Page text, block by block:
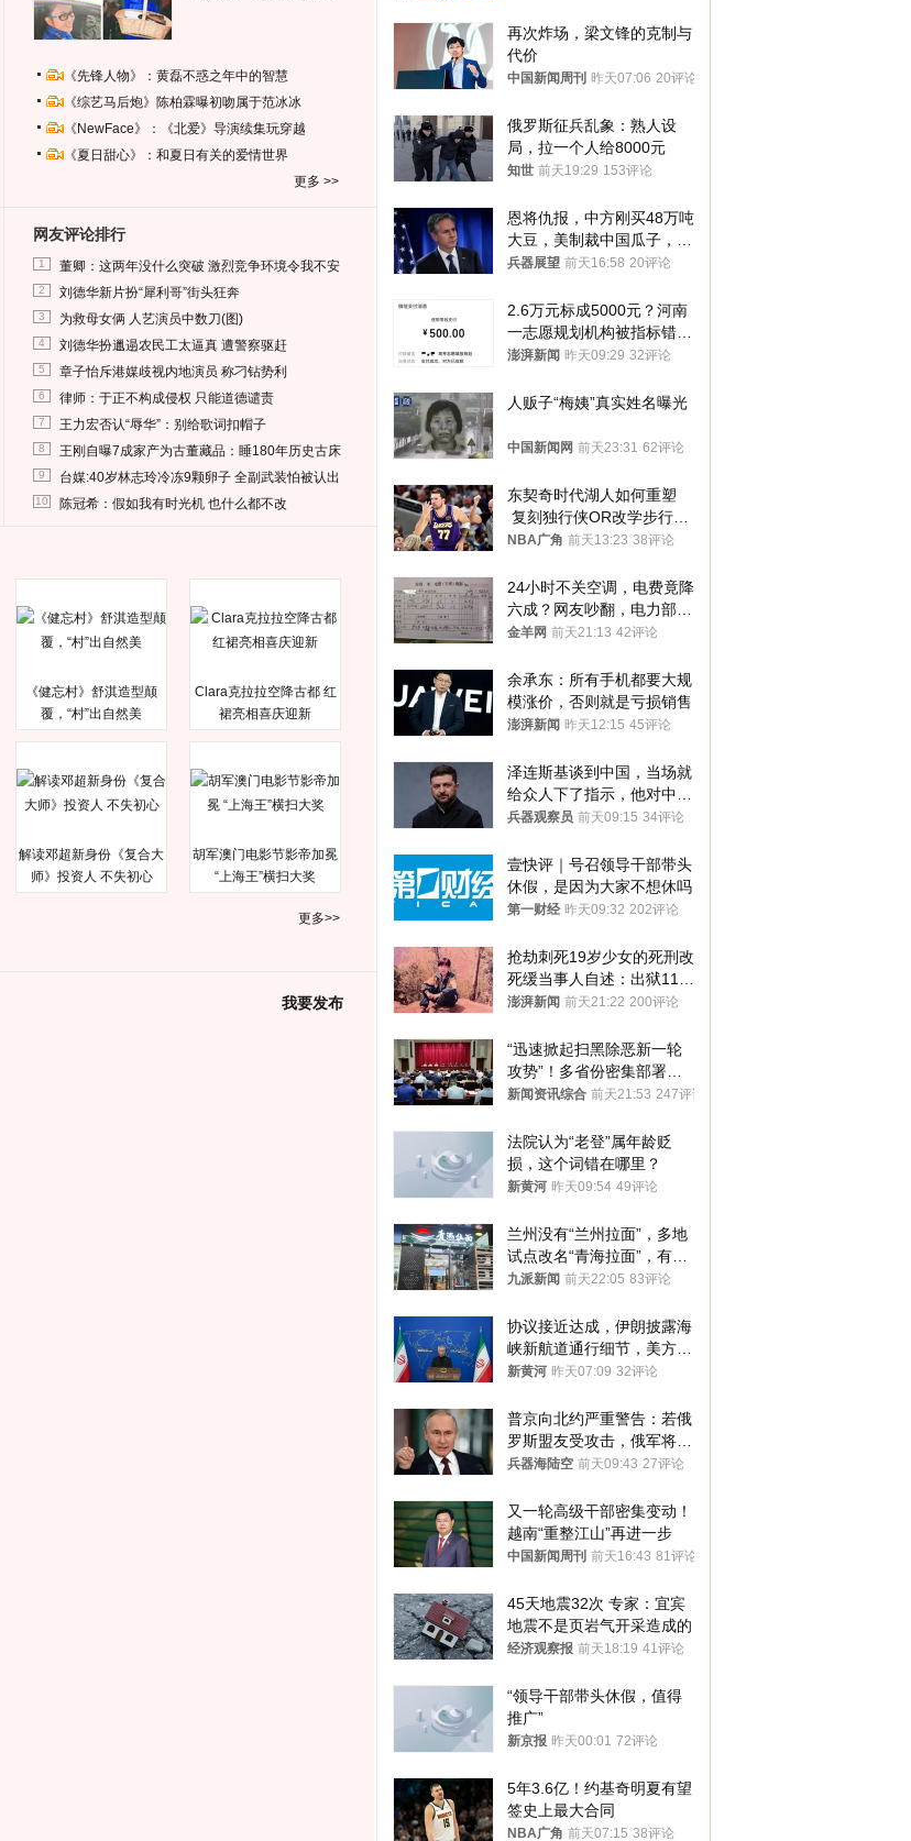
《先锋人物》：黄磊不惑之年中的智慧
《综艺马后炮》陈柏霖曝初吻属于范冰冰
《NewFace》：《北爱》导演续集玩穿越
《夏日甜心》：和夏日有关的爱情世界
更多 >>
网友评论排行
1 董卿：这两年没什么突破 激烈竞争环境令我不安
2 刘德华新片扮“犀利哥”街头狂奔
3 为救母女俩 人艺演员中数刀(图)
4 刘德华扮邋遢农民工太逼真 遭警察驱赶
5 章子怡斥港媒歧视内地演员 称刁钻势利
6 律师：于正不构成侵权 只能道德谴责
7 王力宏否认“辱华”：别给歌词扣帽子
8 王刚自曝7成家产为古董藏品：睡180年历史古床
9 台媒:40岁林志玲冷冻9颗卵子 全副武装怕被认出
10 陈冠希：假如我有时光机 也什么都不改
《健忘村》舒淇造型颠
覆，“村”出自然美
Clara克拉拉空降古都 红
裙亮相喜庆迎新
解读邓超新身份《复合大
师》投资人 不失初心
胡军澳门电影节影帝加冕
“上海王”横扫大奖
更多>>
我要发布
再次炸场，梁文锋的克制与
代价
中国新闻周刊 昨天07:06 20评论
俄罗斯征兵乱象：熟人设
局，拉一个人给8000元
知世 前天19:29 153评论
恩将仇报，中方刚买48万吨
大豆，美制裁中国瓜子，布
林肯措辞变了
兵器展望 前天16:58 20评论
2.6万元标成5000元？河南
一志愿规划机构被指标错学
费致考生复读
澎湃新闻 昨天09:29 32评论
人贩子“梅姨”真实姓名曝光
中国新闻网 前天23:31 62评论
东契奇时代湖人如何重塑
复刻独行侠OR改学步行
者？
NBA广角 前天13:23 38评论
24小时不关空调，电费竟降
六成？网友吵翻，电力部门
回应→
金羊网 前天21:13 42评论
余承东：所有手机都要大规
模涨价，否则就是亏损销售
澎湃新闻 昨天12:15 45评论
泽连斯基谈到中国，当场就
给众人下了指示，他对中国
和中乌关系，显然又有了新
兵器观察员 前天09:15 34评论
壹快评｜号召领导干部带头
休假，是因为大家不想休吗
第一财经 昨天09:32 202评论
抢劫刺死19岁少女的死刑改
死缓当事人自述：出狱11年
间始终刻意躲避被害人家属
澎湃新闻 前天21:22 200评论
“迅速掀起扫黑除恶新一轮
攻势”！多省份密集部署，
公布举报方式
新闻资讯综合 前天21:53 247评论
法院认为“老登”属年龄贬
损，这个词错在哪里？
新黄河 昨天09:54 49评论
兰州没有“兰州拉面”，多地
试点改名“青海拉面”，有商
家改名已两年
九派新闻 前天22:05 83评论
协议接近达成，伊朗披露海
峡新航道通行细节，美方再
提“倒计时”
新黄河 昨天07:09 32评论
普京向北约严重警告：若俄
罗斯盟友受攻击，俄军将动
用核武器保护
兵器海陆空 前天09:43 27评论
又一轮高级干部密集变动！
越南“重整江山”再进一步
中国新闻周刊 前天16:43 81评论
45天地震32次 专家：宜宾
地震不是页岩气开采造成的
经济观察报 前天18:19 41评论
“领导干部带头休假，值得
推广”
新京报 昨天00:01 72评论
5年3.6亿！约基奇明夏有望
签史上最大合同
NBA广角 前天07:15 38评论